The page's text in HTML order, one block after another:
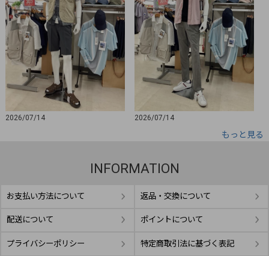
2026/07/14 2026/07/14
もっと見る
INFORMATION
お支払い方法について 返品・交換について
配送について ポイントについて
プライバシーポリシー 特定商取引法に基づく表記